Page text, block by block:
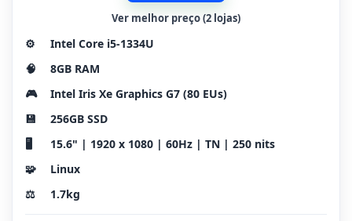
Ver melhor preço (2 lojas)
⚙️
Intel Core i5-1334U
🧠
8GB RAM
🎮
Intel Iris Xe Graphics G7 (80 EUs)
💾
256GB SSD
🖥️
15.6" | 1920 x 1080 | 60Hz | TN | 250 nits
🧩
Linux
⚖️
1.7kg